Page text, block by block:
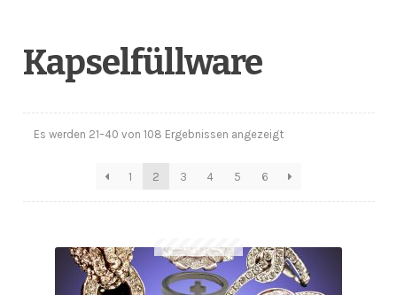
Bälle & Springbälle
Katalog & Preisliste bestellen
Anfragen-Korb
Kapselfüllware
Es werden 21–40 von 108 Ergebnissen angezeigt
1 2 3 4 5 6